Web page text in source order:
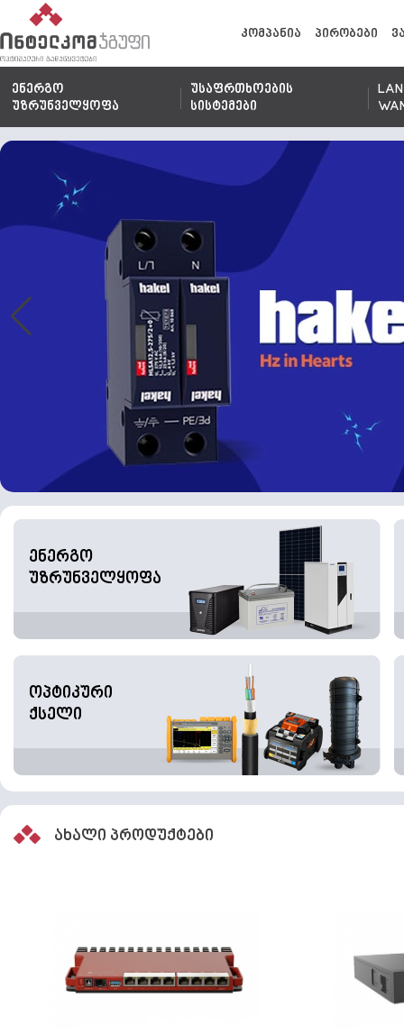
კომპანია პირობები
ენერგო
უზრუნველყოფა
უსაფრთხოების
სისტემები
ენერგო
უზრუნველყოფა
ოპტიკური
ქსელი
ახალი პროდუქტები